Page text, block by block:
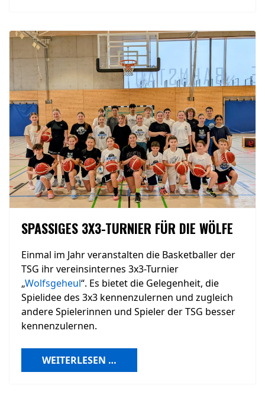
SPASSIGES 3X3-TURNIER FÜR DIE WÖLFE
Einmal im Jahr veranstalten die Basketballer der
TSG ihr vereinsinternes 3x3-Turnier
„Wolfsgeheul“. Es bietet die Gelegenheit, die
Spielidee des 3x3 kennenzulernen und zugleich
andere Spielerinnen und Spieler der TSG besser
kennenzulernen.
WEITERLESEN …